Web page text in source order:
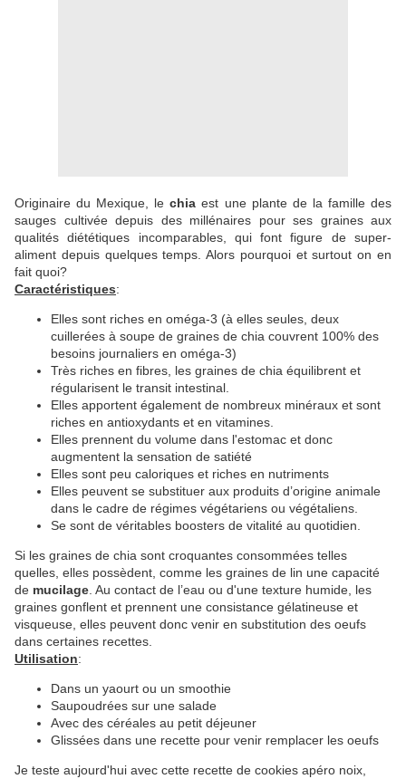
Originaire du Mexique, lechiaest une plante de la famille des
sauges cultivée depuis des millénaires pour ses graines aux
qualités diététiques incomparables, qui font figure de super-
aliment depuis quelques temps. Alors pourquoi et surtout on en
fait quoi?
Caractéristiques:
Elles sont riches en oméga-3 (à elles seules, deux
cuillerées à soupe de graines de chia couvrent 100% des
besoins journaliers en oméga-3)
Très riches en fibres, les graines de chia équilibrent et
régularisent le transit intestinal.
Elles apportent également de nombreux minéraux et sont
riches en antioxydants et en vitamines.
Elles prennent du volume dans l'estomac et donc
augmentent la sensation de satiété
Elles sont peu caloriques et riches en nutriments
Elles peuvent se substituer aux produits d’origine animale
dans le cadre de régimes végétariens ou végétaliens.
Se sont de véritables boosters de vitalité au quotidien.
Si les graines de chia sont croquantes consommées telles
quelles, elles possèdent, comme les graines de lin une capacité
de mucilage . Au contact de l’eau ou d'une texture humide, les
graines gonflent et prennent une consistance gélatineuse et
visqueuse, elles peuvent donc venir en substitution des oeufs
dans certaines recettes.
Utilisation:
Dans un yaourt ou un smoothie
Saupoudrées sur une salade
Avec des céréales au petit déjeuner
Glissées dans une recette pour venir remplacer les oeufs
Je teste aujourd'hui avec cette recette de cookies apéro noix,